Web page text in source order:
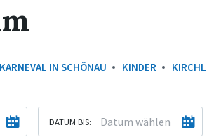
KARNEVAL IN SCHÖNAU KINDER
DATUM BIS: